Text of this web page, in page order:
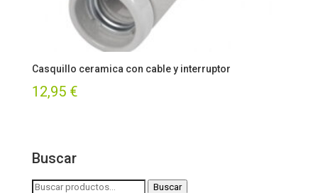
Casquillo ceramica con cable y interruptor
12,95 €
Buscar
Buscar Buscar